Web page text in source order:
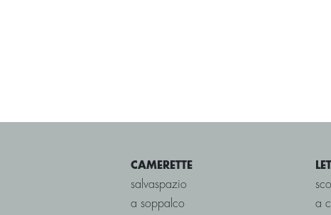
CAMERETTE
salvaspazio
a soppalco
a